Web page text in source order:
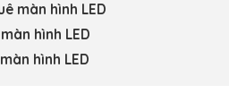
màn hình LED
hình LED
hình LED